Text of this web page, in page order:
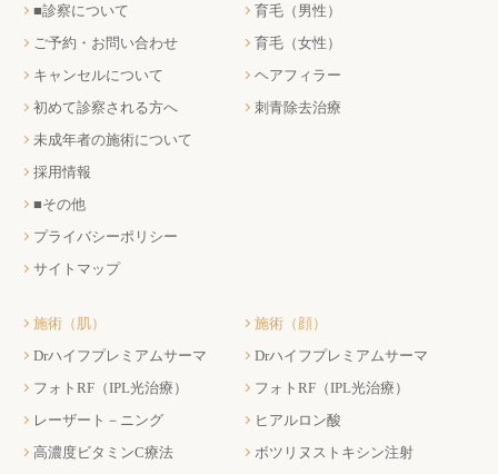
■診察について
ご予約・お問い合わせ
キャンセルについて
初めて診察される方へ
未成年者の施術について
採用情報
■その他
プライバシーポリシー
サイトマップ
育毛（男性）
育毛（女性）
ヘアフィラー
刺青除去治療
施術（肌）
Drハイフプレミアムサーマ
フォトRF（IPL光治療）
レーザート－ニング
高濃度ビタミンC療法
施術（顔）
Drハイフプレミアムサーマ
フォトRF（IPL光治療）
ヒアルロン酸
ボツリヌストキシン注射